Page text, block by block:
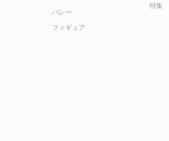
バレー
フィギュア
特集